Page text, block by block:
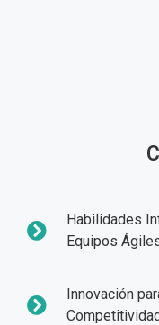
Habilidades
Equipos
Innovación